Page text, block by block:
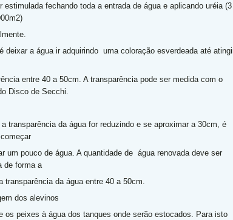
estimulada fechando toda a entrada de água e aplicando uréia (3
deixar a água ir adquirindo uma coloração esverdeada até
entre 40 a 50cm. A transparência pode ser medida com o
Disco de Secchi.
a transparência da água for reduzindo e se aproximar a 30cm, é
um pouco de água. A quantidade de água renovada deve ser
de forma a
transparência da água entre 40 a 50cm.
dos alevinos
os peixes à água dos tanques onde serão estocados. Para isto